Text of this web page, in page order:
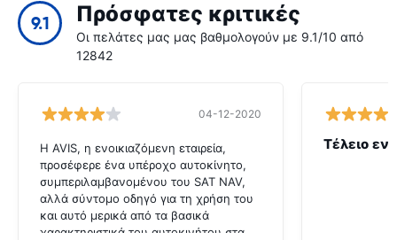
9.1 Πρόσφατες κριτικές
Οι πελάτες μας μας βαθμολογούν με 9.1/10 από
12842
04-12-2020
Η AVIS, η ενοικιαζόμενη εταιρεία,
προσέφερε ένα υπέροχο αυτοκίνητο,
συμπεριλαμβανομένου του SAT NAV,
αλλά σύντομο οδηγό για τη χρήση του
και αυτό μερικά από τα βασικά
χαρακτηριστικά του αυτοκινήτου στα
Τέλειο